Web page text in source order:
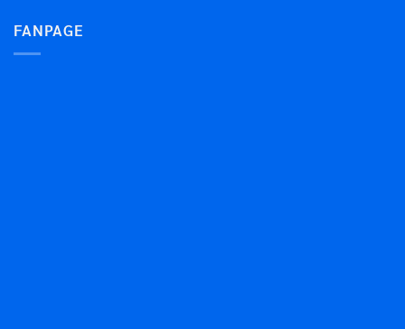
FANPAGE